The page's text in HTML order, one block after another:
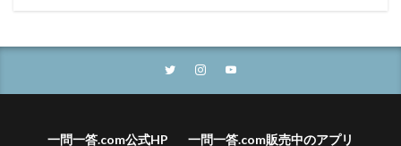
一問一答.com公式HP 一問一答.com販売中のアプリ